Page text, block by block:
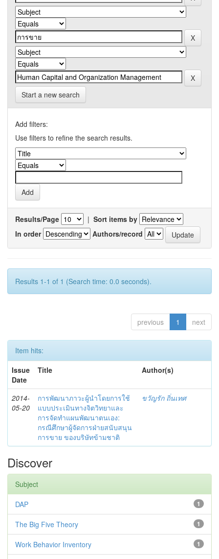
Start a new search
Add filters:
Use filters to refine the search results.
Results/Page | Sort items by
In order
Authors/record
Results 1-1 of 1 (Search time: 0.0 seconds).
previous 1 next
Item hits:
Issue
Date
Title Author(s)
2014-
05-20
การพัฒนาภาวะผู้นำโดยการใช้
แบบประเมินทางจิตวิทยาและ
การจัดทำแผนพัฒนาตนเอง:
กรณีศึกษาผู้จัดการฝ่ายสนับสนุน
การขาย ของบริษัทข้ามชาติ
ขวัญรัก ถิ่นเทศ
Discover
Subject
1
DAP
1
The Big Five Theory
1
Work Behavior Inventory